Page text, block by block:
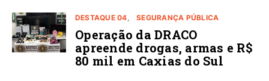
DESTAQUE 04 SEGURANÇA PÚBLICA
Operação da DRACO
apreende drogas, armas e R$
80 mil em Caxias do Sul